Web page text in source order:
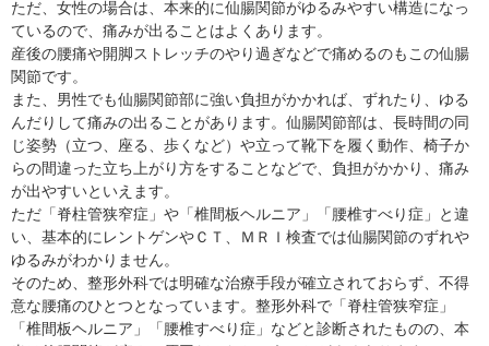
ただ、女性の場合は、本来的に仙腸関節がゆるみやすい構造になっ
ているので、痛みが出ることはよくあります。
産後の腰痛や開脚ストレッチのやり過ぎなどで痛めるのもこの仙腸
関節です。
また、男性でも仙腸関節部に強い負担がかかれば、ずれたり、ゆる
んだりして痛みの出ることがあります。仙腸関節部は、長時間の同
じ姿勢（立つ、座る、歩くなど）や立って靴下を履く動作、椅子か
らの間違った立ち上がり方をすることなどで、負担がかかり、痛み
が出やすいといえます。
ただ「脊柱管狭窄症」や「椎間板ヘルニア」「腰椎すべり症」と違
い、基本的にレントゲンやＣＴ、ＭＲＩ検査では仙腸関節のずれや
ゆるみがわかりません。
そのため、整形外科では明確な治療手段が確立されておらず、不得
意な腰痛のひとつとなっています。整形外科で「脊柱管狭窄症」
「椎間板ヘルニア」「腰椎すべり症」などと診断されたものの、本